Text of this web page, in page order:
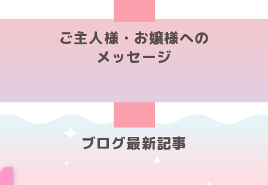
ご主人様・お嬢様への
メッセージ
ブログ最新記事